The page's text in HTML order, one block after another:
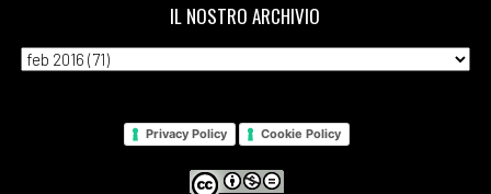
IL NOSTRO ARCHIVIO
Privacy Policy Cookie Policy